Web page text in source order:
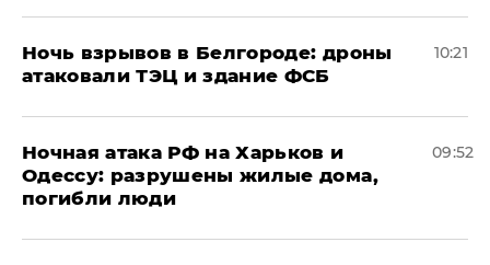
​Ночь взрывов в Белгороде: дроны
атаковали ТЭЦ и здание ФСБ
10:21
​Ночная атака РФ на Харьков и
Одессу: разрушены жилые дома,
погибли люди
09:52